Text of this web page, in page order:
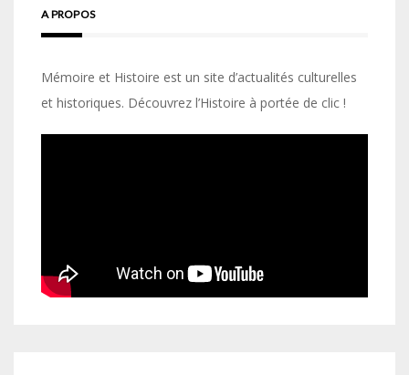
A PROPOS
Mémoire et Histoire est un site d’actualités culturelles
et historiques. Découvrez l’Histoire à portée de clic !